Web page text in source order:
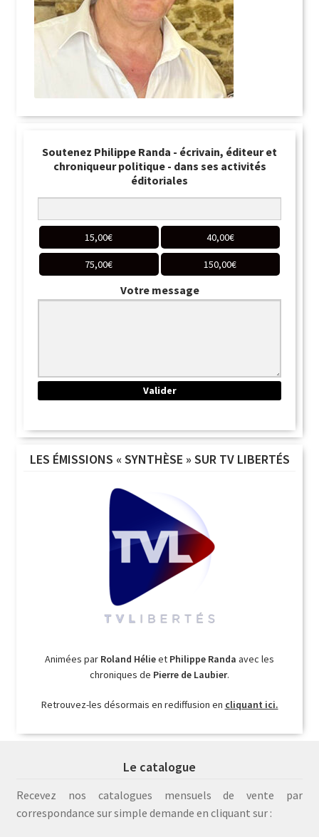
Soutenez Philippe Randa - écrivain, éditeur et
chroniqueur politique - dans ses activités
éditoriales
15,00€ 40,00€
75,00€ 150,00€
Votre message
LES ÉMISSIONS « SYNTHÈSE » SUR TV LIBERTÉS
Animées par Roland Hélieet Philippe Randa avec les
chroniques de Pierre de Laubier.
Retrouvez-les désormais en rediffusion en cliquant ici.
Le catalogue
Recevez nos catalogues mensuels de vente par
correspondance sur simple demande en cliquant sur :